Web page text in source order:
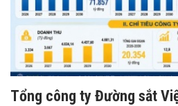
Tổng công ty Đường sắt